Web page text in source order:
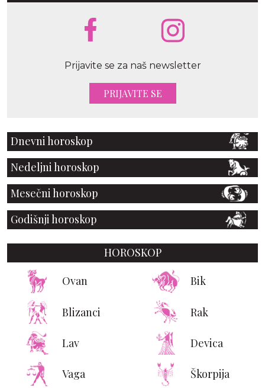
Prijavite se za naš newsletter
PRIJAVITE SE
Dnevni horoskop
Nedeljni horoskop
Mesečni horoskop
Godišnji horoskop
HOROSKOP
Ovan Bik
Blizanci Rak
Lav Devica
Vaga Škorpija